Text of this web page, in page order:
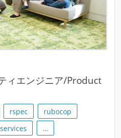
ィエンジニア/Product
rspec
rubocop
…